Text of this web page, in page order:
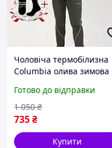
Чоловіча термобілизна
Columbia олива зимова
дляповсякденного
використання +
термошкарпетки в
подарунок
Готово до відправки
735₴
1 050 ₴
Купити